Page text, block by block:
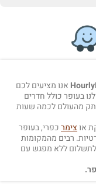
אנו מציעים לכם
בעופר כולל חדרים
מהעולם לכמה שעות
אוצימרכפרי, בעופר
רבים מהמקומות
לתשלום ללא מפגש עם